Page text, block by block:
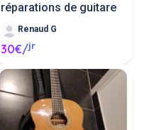
réparations de guitare
Renaud G
30€/jr